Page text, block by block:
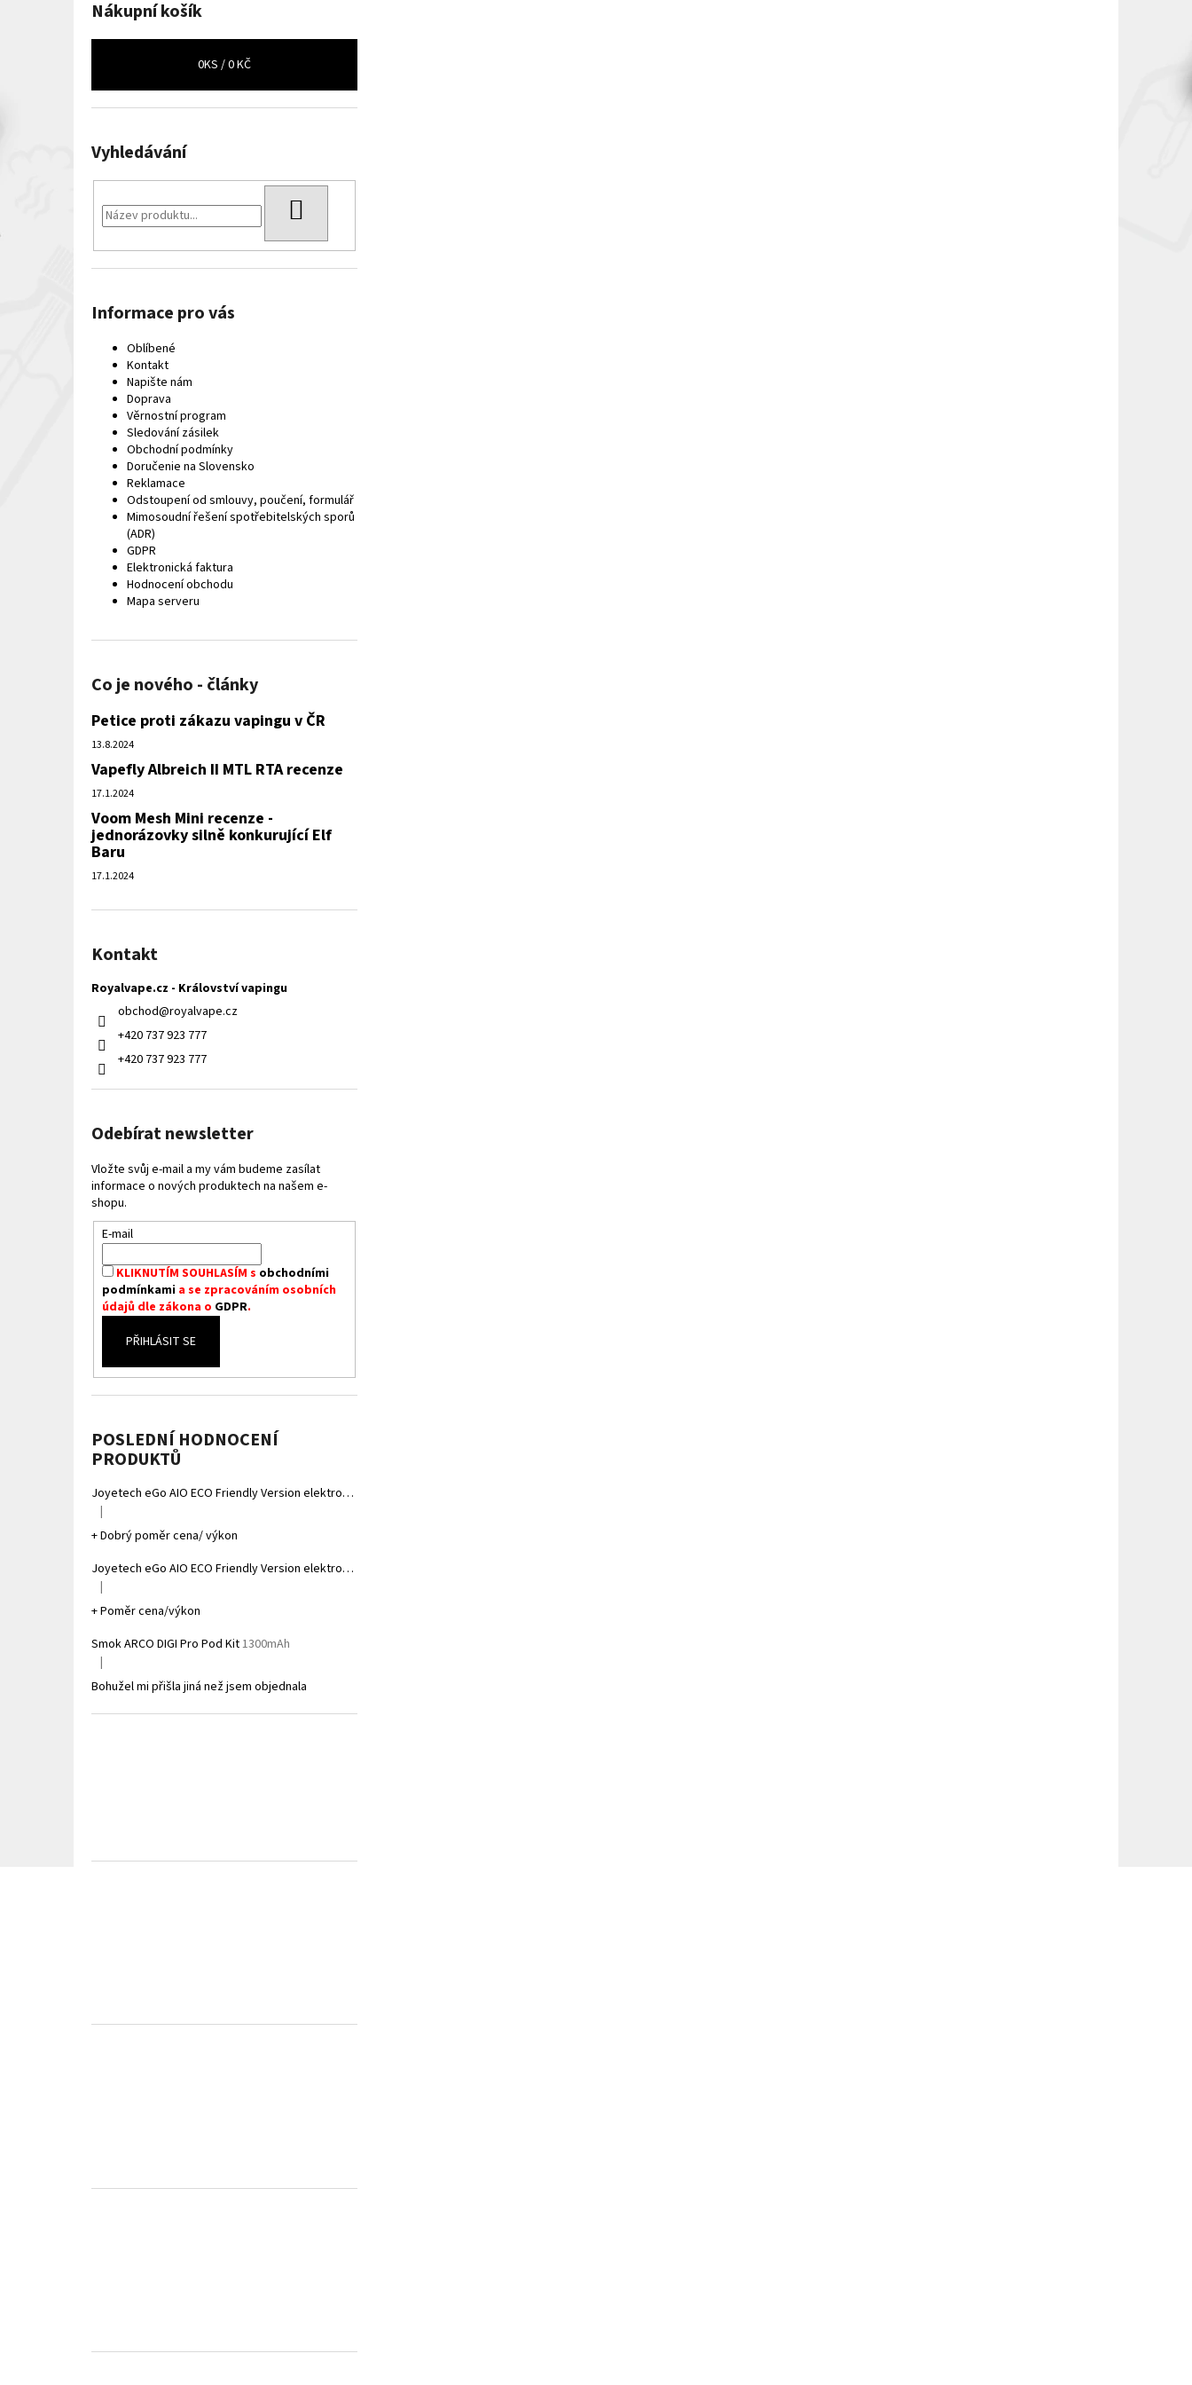
Nákupní košík
0KS /0 KČ
Vyhledávání
Informace pro vás
Oblíbené
Kontakt
Napište nám
Doprava
Věrnostní program
Sledování zásilek
Obchodní podmínky
Doručenie na Slovensko
Reklamace
Odstoupení od smlouvy, poučení, formulář
Mimosoudní řešení spotřebitelských sporů
(ADR)
GDPR
Elektronická faktura
Hodnocení obchodu
Mapa serveru
Co je nového - články
Petice proti zákazu vapingu v ČR
13.8.2024
Vapefly Albreich II MTL RTA recenze
17.1.2024
Voom Mesh Mini recenze -
jednorázovky silně konkurující Elf
Baru
17.1.2024
Kontakt
Royalvape.cz - Království vapingu
obchod@royalvape.cz
+420 737 923 777
+420 737 923 777
Odebírat newsletter
Vložte svůj e-mail a my vám budeme zasílat
informace o nových produktech na našem e-
shopu.
E-mail
KLIKNUTÍM SOUHLASÍM s obchodními
podmínkamia se zpracováním osobních
údajů dle zákona o GDPR.
PŘIHLÁSIT SE
POSLEDNÍ HODNOCENÍ
PRODUKTŮ
Joyetech eGo AIO ECO Friendly Version elektronická cigareta 1700mAh Gradient Grey
Hodnocení produktu je 5 z 5 hvězdiček.
|
+ Dobrý poměr cena/ výkon
Joyetech eGo AIO ECO Friendly Version elektronická cigareta 1700mAh Gradient Yellow
Hodnocení produktu je 5 z 5 hvězdiček.
|
+ Poměr cena/výkon
Smok ARCO DIGI Pro Pod Kit1300mAh
Hodnocení produktu je 1 z 5 hvězdiček.
|
Bohužel mi přišla jiná než jsem objednala